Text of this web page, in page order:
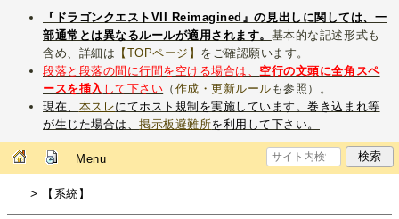
『ドラゴンクエストVII Reimagined』の見出しに関しては、一
部通常とは異なるルールが適用されます。 基本的な記述形式も
含め、詳細は 【TOPページ】 をご確認願います。
段落と段落の間に行間を空ける場合は、 空行の文頭に全角スペ
ースを挿入 して下さい （ 作成・更新ルール も参照）。
現在、 本スレにてホスト規制を実施しています。巻き込まれ等
が生じた場合は、掲示板避難所を利用して下さい。
Menu
> 【系統】